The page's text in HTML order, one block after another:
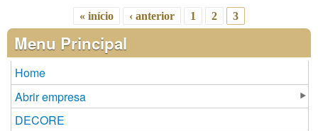
Páginas
« início ‹ anterior 1 2 3
Menu Principal
Home
Abrir empresa
DECORE